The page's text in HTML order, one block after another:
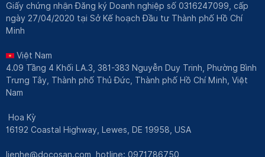
Giấy chứng nhận Đăng ký Doanh nghiệp số 0316247099, cấp
ngày 27/04/2020 tại Sở Kế hoạch Đầu tư Thành phố Hồ Chí
Minh
Việt Nam
4.09 Tầng 4 Khối LA.3, 381-383 Nguyễn Duy Trinh, Phường Bình
Trưng Tây, Thành phố Thủ Đức, Thành phố Hồ Chí Minh, Việt
Nam
Hoa Kỳ
16192 Coastal Highway, Lewes, DE 19958, USA
lienhe@docosan.com , hotline: 0971786750